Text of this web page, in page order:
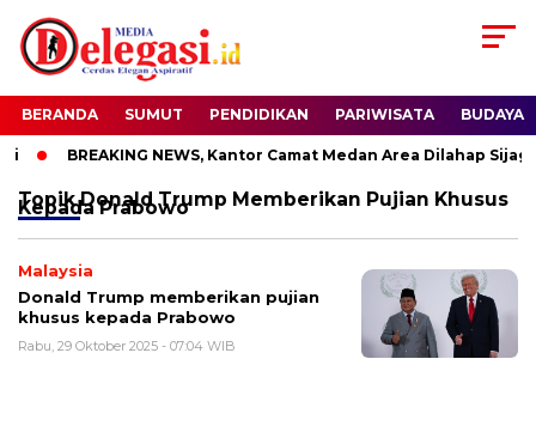
BERANDA SUMUT PENDIDIKAN PARIWISATA BUDAYA
BREAKING NEWS, Kantor Camat Medan Area Dilahap Sijago
TopikDonald Trump Memberikan Pujian Khusus
Kepada Prabowo
Malaysia
Donald Trump memberikan pujian
khusus kepada Prabowo
Rabu, 29 Oktober 2025 - 07:04 WIB